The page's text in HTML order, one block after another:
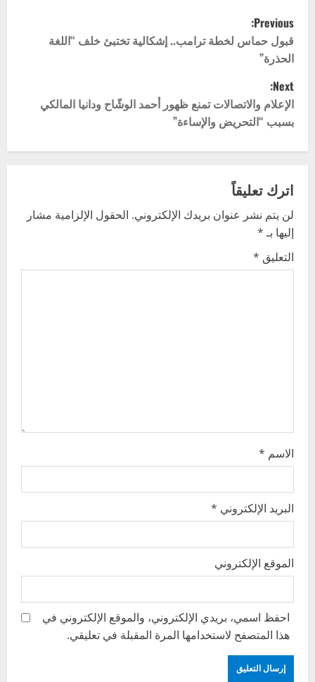
P
o
s
t
n
v
i
g
Previous:
قبول حماس لخطة ترامب.. إشكالية تختبئ خلف “اللغة
الحذرة”
Next:
الإعلام والاتصالات تمنع ظهور أحمد الوشّاح ودانيا المالكي
بسبب “التحريض والإساءة”
اترك تعليقاً
لن يتم نشر عنوان بريدك الإلكتروني. الحقول الإلزامية مشار
إليها بـ*
التعليق *
الاسم *
البريد الإلكتروني *
الموقع الإلكتروني
احفظ اسمي، بريدي الإلكتروني، والموقع الإلكتروني في
هذا المتصفح لاستخدامها المرة المقبلة في تعليقي.